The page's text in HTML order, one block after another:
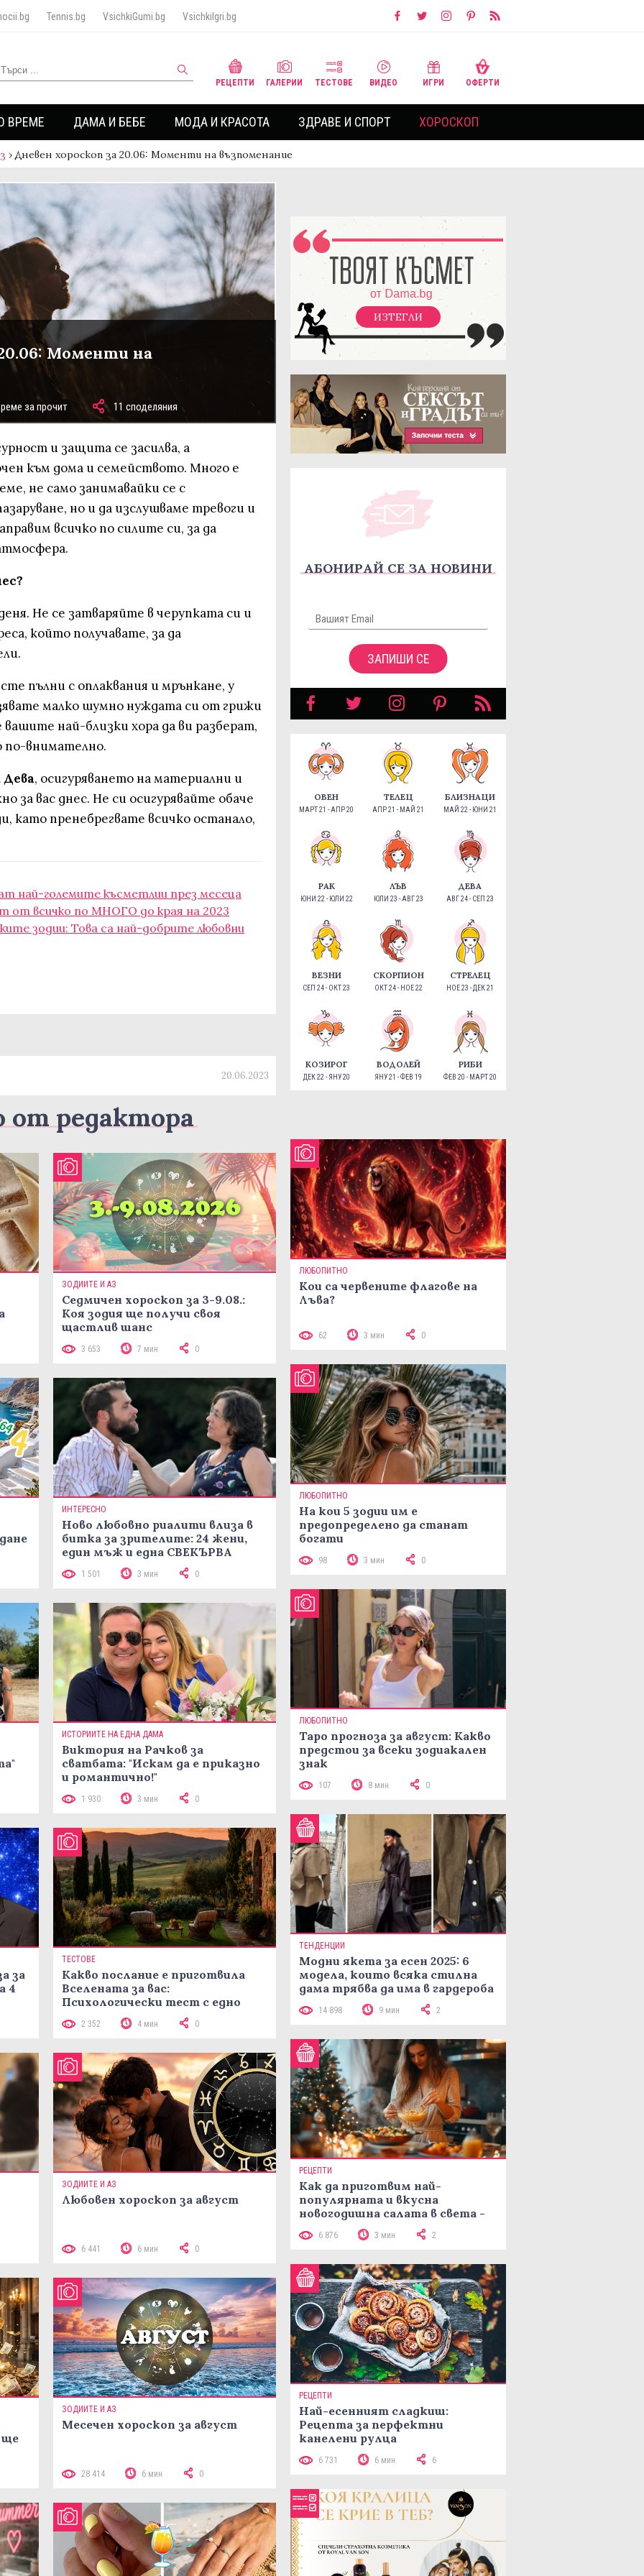
Tennis.bg VsichkiGumi.bg VsichkiIgri.bg
РЕЦЕПТИ ГАЛЕРИИ ТЕСТОВЕ ВИДЕО ИГРИ ОФЕРТИ
ВРЕМЕ ДАМА И БЕБЕ МОДА И КРАСОТА ЗДРАВЕ И СПОРТ ХОРОСКОП
›Дневен хороскоп за 20.06: Моменти на възпоменание
Моменти на
за прочит 11 споделяния
и защита се засилва, а
към дома и семейството. Много е
не само занимавайки се с
но и да изслушваме тревоги и
всичко по силите си, за да
Не се затваряйте в черупката си и
който получавате, за да
пълни с оплаквания и мрънкане, у
малко шумно нуждата си от грижи
най-близки хора да ви разберат,
по-внимателно.
Дева, осигуряването на материални и
за вас днес. Не си осигурявайте обаче
като пренебрегвате всичко останало,
най-големите късметлии през месеца
от всичко по МНОГО до края на 2023
зодии: Това са най-добрите любовни
20.06.2023
от редактора
ЗОДИИТЕ И АЗ
Седмичен хороскоп за 3-9.08.:
Коя зодия ще получи своя
щастлив шанс
3 653 7 мин 0
ИНТЕРЕСНО
Ново любовно риалити влиза в
битка за зрителите: 24 жени,
един мъж и една СВЕКЪРВА
1 501 3 мин 0
ИСТОРИИТЕ НА ЕДНА ДАМА
Виктория на Рачков за
сватбата: "Искам да е приказно
и романтично!"
1 930 3 мин 0
за
4
ТЕСТОВЕ
Какво послание е приготвила
Вселената за вас:
Психологически тест с едно
2 352 4 мин 0
ЗОДИИТЕ И АЗ
Любовен хороскоп за август
6 441 6 мин 0
ще
ЗОДИИТЕ И АЗ
Месечен хороскоп за август
28 414 6 мин 0
ИЗТЕГЛИ
АБОНИРАЙ СЕ ЗА НОВИНИ
ЗАПИШИ СЕ
ОВЕН
МАРТ 21 - АПР 20
ТЕЛЕЦ
АПР 21 - МАЙ 21
БЛИЗНАЦИ
МАЙ 22 - ЮНИ 21
РАК
ЮНИ 22 - ЮЛИ 22
ЛЪВ
ЮЛИ 23 - АВГ 23
ДЕВА
АВГ 24 - СЕП 23
ВЕЗНИ
СЕП 24 - ОКТ 23
СКОРПИОН
ОКТ 24 - НОЕ 22
СТРЕЛЕЦ
НОЕ 23 - ДЕК 21
КОЗИРОГ
ДЕК 22 - ЯНУ 20
ВОДОЛЕЙ
ЯНУ 21 - ФЕВ 19
РИБИ
ФЕВ 20 - МАРТ 20
ЛЮБОПИТНО
Кои са червените флагове на
Лъва?
62 3 мин 0
ЛЮБОПИТНО
На кои 5 зодии им е
предопределено да станат
богати
98 3 мин 0
ЛЮБОПИТНО
Таро прогноза за август: Какво
предстои за всеки зодиакален
знак
107 8 мин 0
ТЕНДЕНЦИИ
Модни якета за есен 2025: 6
модела, които всяка стилна
дама трябва да има в гардероба
14 898 9 мин 2
РЕЦЕПТИ
Как да приготвим най-
популярната и вкусна
новогодишна салата в света -
рецепта Мимоза
6 876 3 мин 2
РЕЦЕПТИ
Най-есенният сладкиш:
Рецепта за перфектни
канелени рулца
6 731 6 мин 6